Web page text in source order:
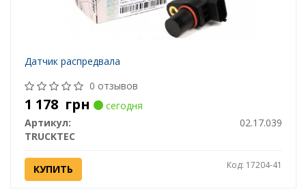
Датчик распредвала
0 отзывов
1 178 грн
сегодня
Артикул:
02.17.039
TRUCKTEC
КУПИТЬ Код: 17204-41